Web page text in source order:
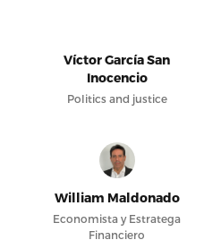
Víctor García San
Inocencio
Politics and justice
William Maldonado
Economista y Estratega
Financiero